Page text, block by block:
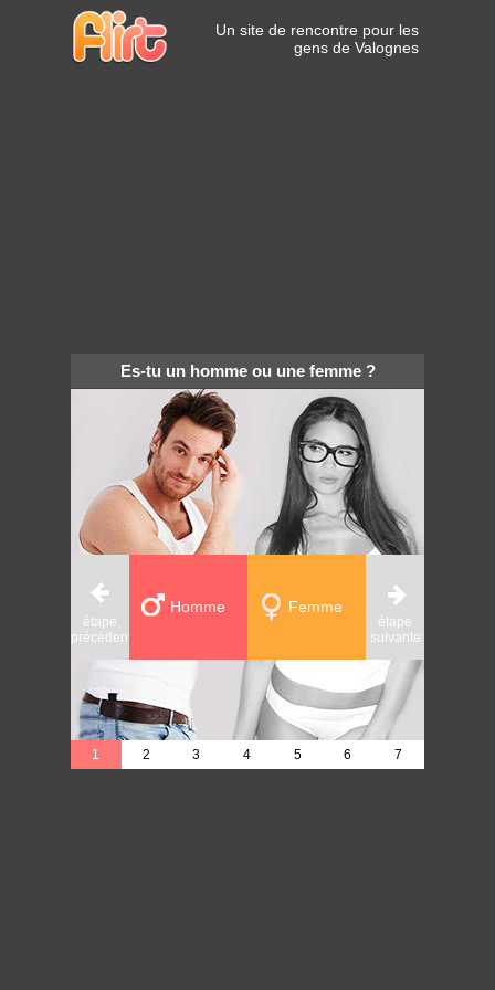
Un site de rencontre pour les
gens de Valognes
Es-tu un homme ou une femme ?
étape
précédente
Femme
Homme
étape
suivante
1 2 3 4 5 6 7